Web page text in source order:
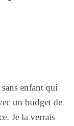
enfant qui
un budget de
Je la verrais